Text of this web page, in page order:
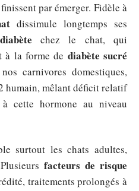
par émerger. Fidèle à
dissimule longtemps ses
diabète chez le chat, qui
à la forme de diabète sucré
carnivores domestiques,
humain, mêlant déficit relatif
cette hormone au niveau
surtout les chats adultes,
facteurs de risque
traitements prolongés à